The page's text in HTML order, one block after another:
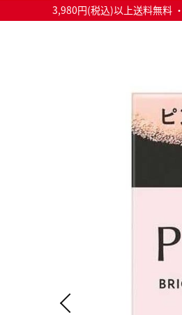
3,980円(税込)以上送料無料